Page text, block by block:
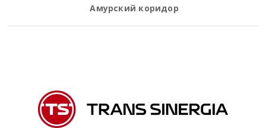
Амурский коридор